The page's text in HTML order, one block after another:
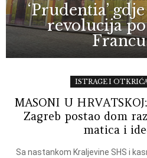
‘Prudentia’
revolucija
ISTRAGE I
MASONI U
Zagreb postao dom
matica i
Sa nastankom Kraljevine SHS i